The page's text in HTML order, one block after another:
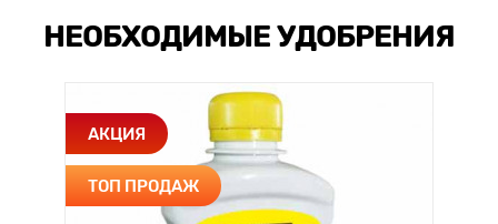
НЕОБХОДИМЫЕ УДОБРЕНИЯ
АКЦИЯ
ТОП ПРОДАЖ